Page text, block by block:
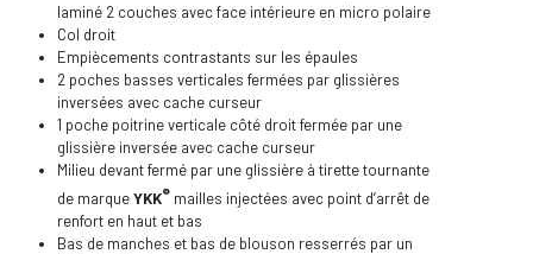
laminé 2 couches avec face intérieure en micro polaire
Col droit
Empiècements contrastants sur les épaules
2 poches basses verticales fermées par glissières
inversées avec cache curseur
1 poche poitrine verticale côté droit fermée par une
glissière inversée avec cache curseur
Milieu devant fermé par une glissière à tirette tournante
de marqueYKK® mailles injectées avec point d’arrêt de
renfort en haut et bas
Bas de manches et bas de blouson resserrés par un